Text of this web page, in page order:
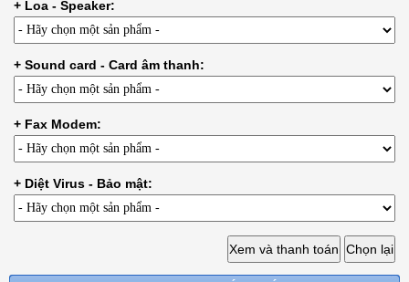
+ Loa - Speaker:
+ Sound card - Card âm thanh:
+ Fax Modem:
+ Diệt Virus - Bảo mật: